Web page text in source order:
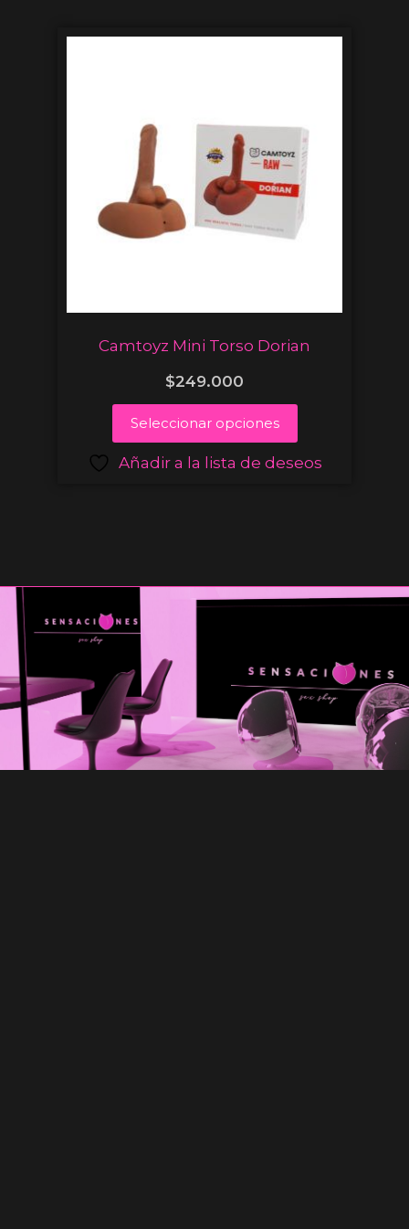
Camtoyz Mini Torso Dorian
$249.000
Seleccionar opciones
Añadir a la lista de deseos